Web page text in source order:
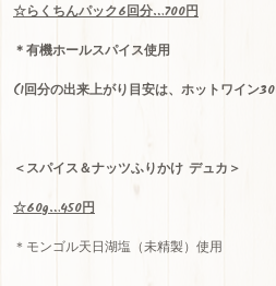
☆らくちんパック6回分…700円
＊有機ホールスパイス使用
(1回分の出来上がり目安は、ホットワイン
＜スパイス＆ナッツふりかけ デュカ＞
☆60g…450円
＊モンゴル天日湖塩（未精製）使用